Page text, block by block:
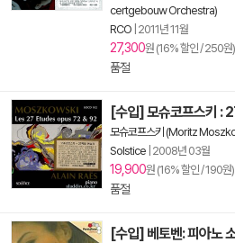
certgebouw Orchestra)
RCO 2011년 11월
27,300원 (16% 할인 / 250원)
품절
[수입] 모슈코프스키 :
모슈코프스키 (Moritz
Solstice 2008년 03월
19,900원 (16% 할인 / 190원)
품절
[수입] 베토벤: 피아노